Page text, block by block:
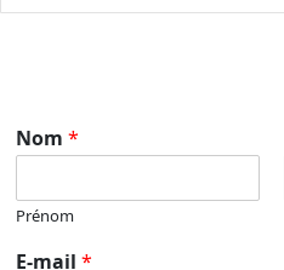
Nom *
Prénom
E-mail *